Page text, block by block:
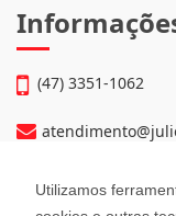
Utilizamos
(47) 3351-1062
Avenida Hugo